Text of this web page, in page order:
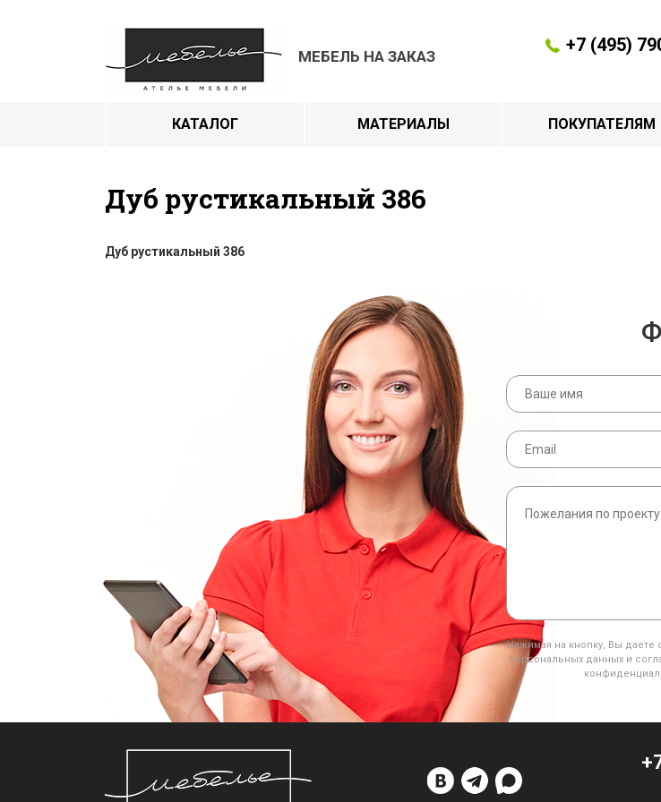
МЕБЕЛЬ НА ЗАКАЗ
+7 (495)
КАТАЛОГ МАТЕРИАЛЫ ПОКУПАТЕЛЯМ
Дуб рустикальный 386
Дуб рустикальный 386
Нажимая на кнопку, Вы даете
персональных данных и